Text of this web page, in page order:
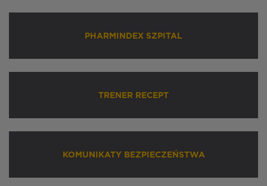
PHARMINDEX SZPITAL
TRENER RECEPT
KOMUNIKATY BEZPIECZEŃSTWA